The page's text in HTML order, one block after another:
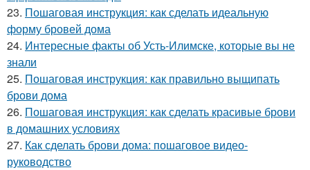
23. Пошаговая инструкция: как сделать идеальную
форму бровей дома
24. Интересные факты об Усть-Илимске, которые вы не
знали
25. Пошаговая инструкция: как правильно выщипать
брови дома
26. Пошаговая инструкция: как сделать красивые брови
в домашних условиях
27. Как сделать брови дома: пошаговое видео-
руководство